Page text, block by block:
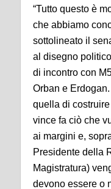
“Tutto questo è
che abbiamo
sottolineato il
al disegno
di incontro con
Orban e
quella di
vince fa ciò che
ai margini e,
Presidente della
Magistratura)
devono essere o